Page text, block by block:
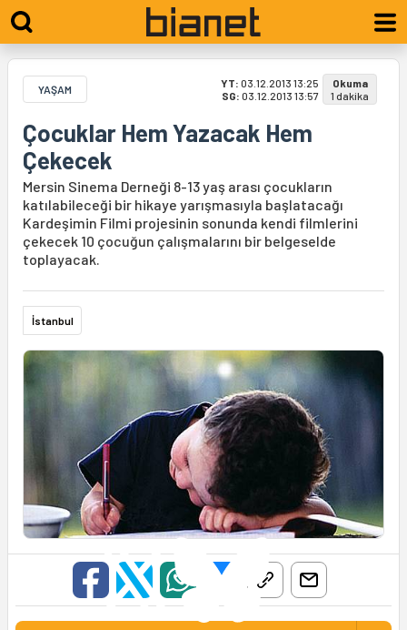
YAŞAM YT: 03.12.2013 13:25
SG: 03.12.2013 13:57
Okuma
1 dakika
Çocuklar Hem Yazacak Hem
Çekecek
Mersin Sinema Derneği 8-13 yaş arası çocukların
katılabileceği bir hikaye yarışmasıyla başlatacağı
Kardeşimin Filmi projesinin sonunda kendi filmlerini
çekecek 10 çocuğun çalışmalarını bir belgeselde
toplayacak.
İstanbul